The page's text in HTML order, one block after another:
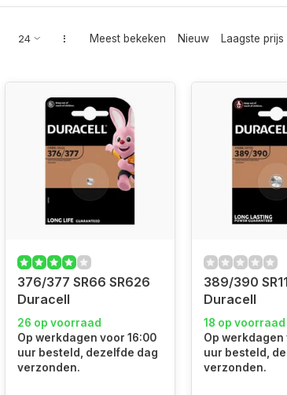
Meest bekeken Nieuw Laagste prijs
376/377 SR66 SR626
Duracell
26 op voorraad
Op werkdagen voor 16:00
uur besteld, dezelfde dag
verzonden.
389/390
Duracell
18 op voorraad
Op werkdagen
uur besteld,
verzonden.